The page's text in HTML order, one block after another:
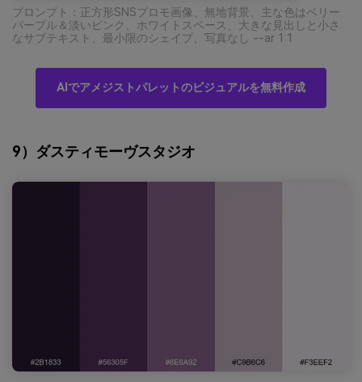
プロンプト：正方形SNSプロモ画像、無地背景、主な色はベリー
パープル＆淡いピンク、ホワイトスペース、大きな見出しと小さ
なサブテキスト、最小限のシェイプ、写真なし --ar 1:1
AIでアメジストパレットのビジュアルを無料作成
9）ダスティモーヴスタジオ